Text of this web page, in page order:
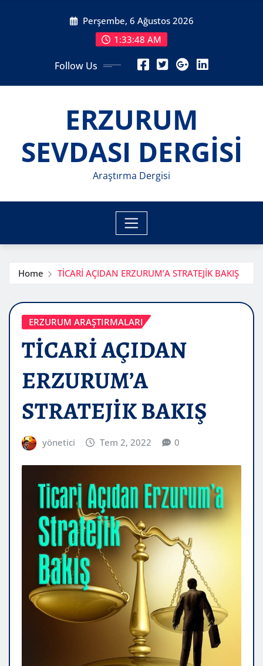
Perşembe, 6 Ağustos 2026
1:33:50 AM
Follow Us
ERZURUM
SEVDASI DERGİSİ
Araştırma Dergisi
Home TİCARİ AÇIDAN ERZURUM’A STRATEJİK BAKIŞ
ERZURUM ARAŞTIRMALARI
TİCARİ AÇIDAN
ERZURUM’A
STRATEJİK BAKIŞ
yönetici Tem 2, 2022 0